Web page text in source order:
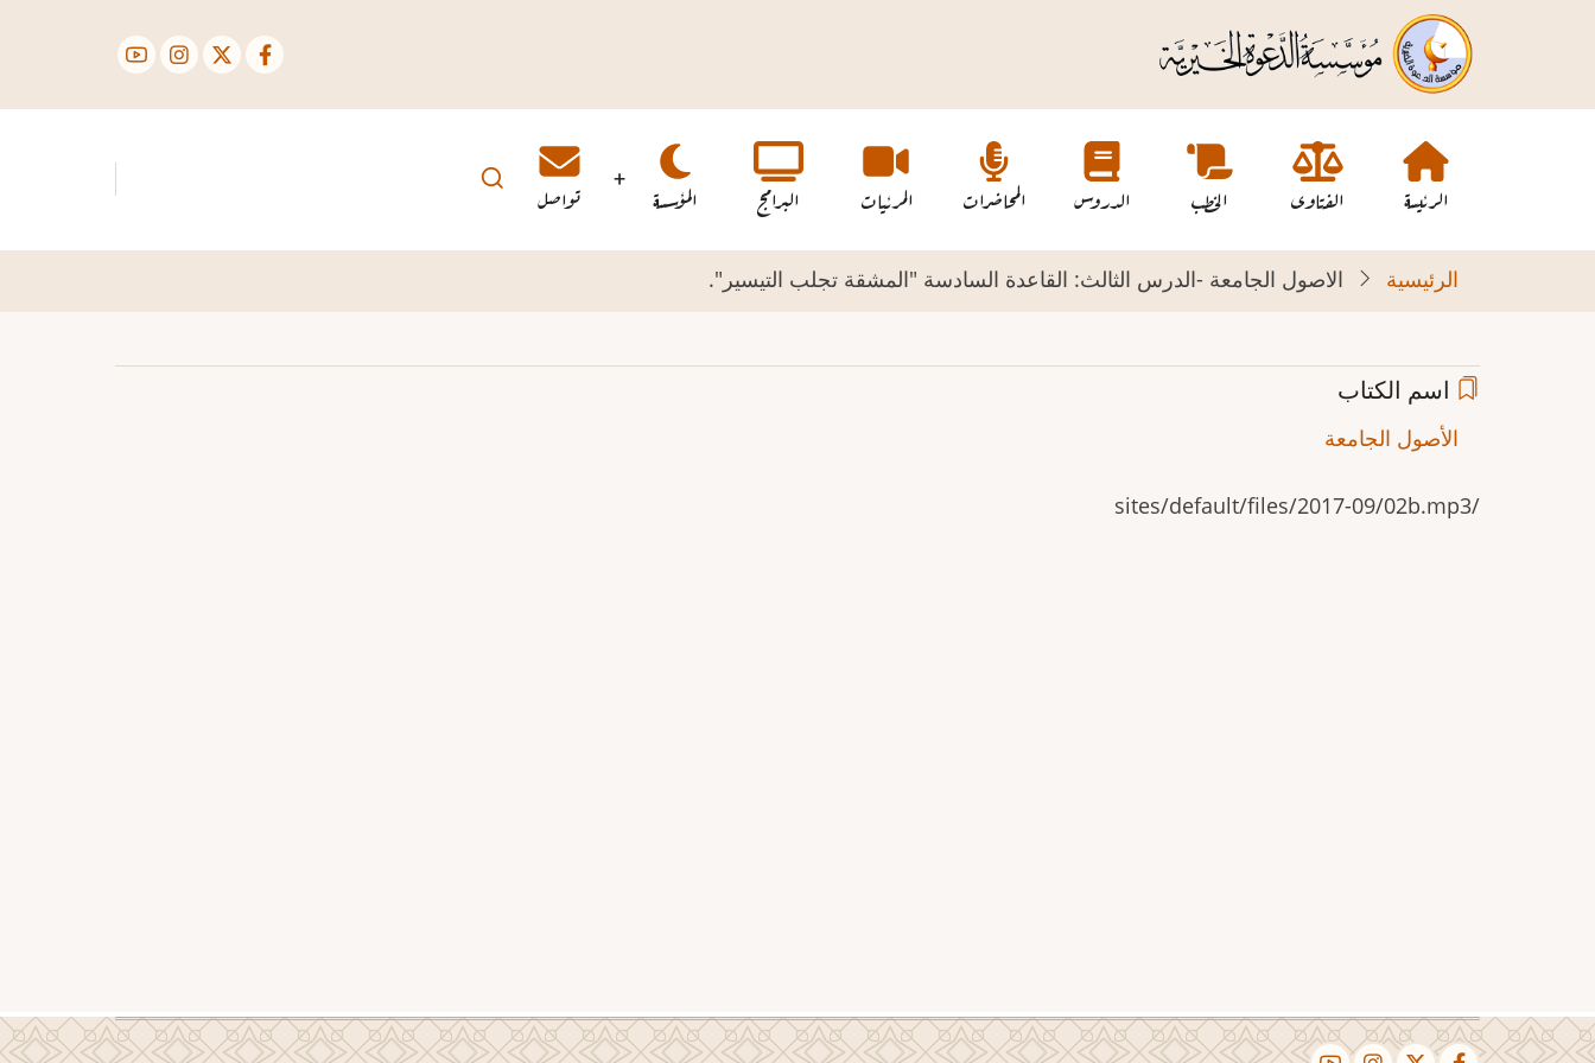
الرئيسي
Main
navigation
الرئيسة الفتاوى الخطب الدروس المحاضرات المرئيات البرامج المؤسسة تواصل
الرئيسية الاصول الجامعة -الدرس الثالث: القاعدة السادسة "المشقة تجلب التيسير".
اسم الكتاب
الأصول الجامعة
/sites/default/files/2017-09/02b.mp3